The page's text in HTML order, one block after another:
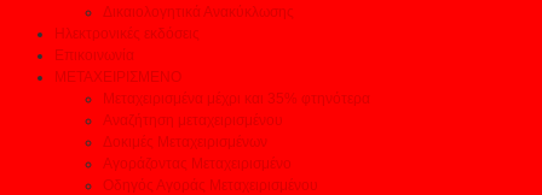
Δικαιολογητικά Ανακύκλωσης
Ηλεκτρονικές εκδόσεις
Επικοινωνία
ΜΕΤΑΧΕΙΡΙΣΜΕΝΟ
Μεταχειρισμένα μέχρι και 35% φτηνότερα
Αναζήτηση μεταχειρισμένου
Δοκιμές Μεταχειρισμένων
Αγοράζοντας Μεταχειρισμένο
Οδηγός Αγοράς Μεταχειρισμένου